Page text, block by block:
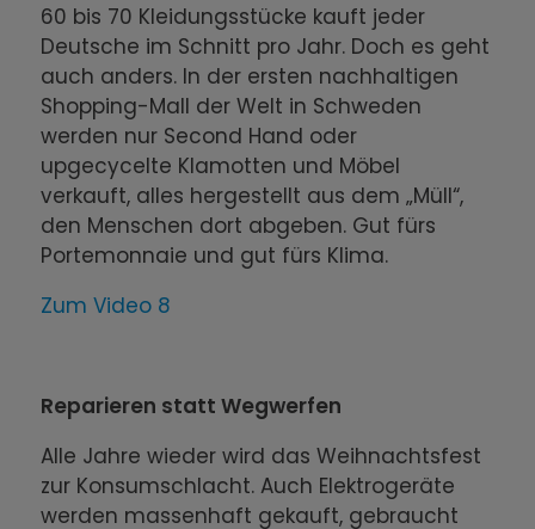
60 bis 70 Kleidungsstücke kauft jeder
Deutsche im Schnitt pro Jahr. Doch es geht
auch anders. In der ersten nachhaltigen
Shopping-Mall der Welt in Schweden
werden nur Second Hand oder
upgecycelte Klamotten und Möbel
verkauft, alles hergestellt aus dem „Müll“,
den Menschen dort abgeben. Gut fürs
Portemonnaie und gut fürs Klima.
Zum Video 8
Reparieren statt Wegwerfen
Alle Jahre wieder wird das Weihnachtsfest
zur Konsumschlacht. Auch Elektrogeräte
werden massenhaft gekauft, gebraucht